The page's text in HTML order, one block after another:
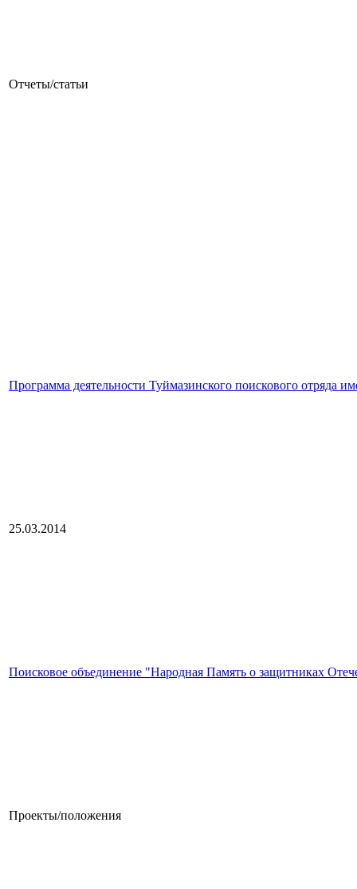
Отчеты/статьи
Программа деятельности Туймазинского поискового отряда
25.03.2014
Поисковое объединение "Народная Память о защитниках
Проекты/положения